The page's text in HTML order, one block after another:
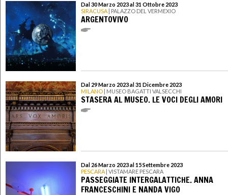
Dal 30 Marzo 2023 al 31 Ottobre 2023
SIRACUSA | PALAZZO DEL VERMEXIO
ARGENTOVIVO
Dal 29 Marzo 2023 al 31 Dicembre 2023
MILANO | MUSEO BAGATTI VALSECCHI
STASERA AL MUSEO. LE VOCI DEGLI AMORI
Dal 26 Marzo 2023 al 15 Settembre 2023
PESCARA | VISTAMARE PESCARA
PASSEGGIATE INTERGALATTICHE. ANNA
FRANCESCHINI E NANDA VIGO